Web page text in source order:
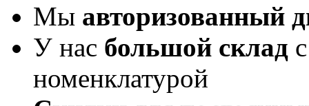
Мы авторизованный
У нас большой склад
номенклатурой